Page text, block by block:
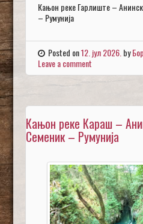
Кањон реке Гарлиште –
– Румунија
Posted on12. јул 2026.by
Leave a comment
Кањон реке Караш –
Семеник – Румунија